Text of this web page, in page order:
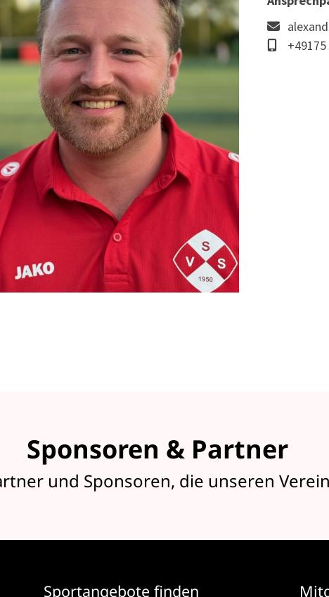
Sponsoren & Partner
und Sponsoren, die unseren
Sportangebote finden